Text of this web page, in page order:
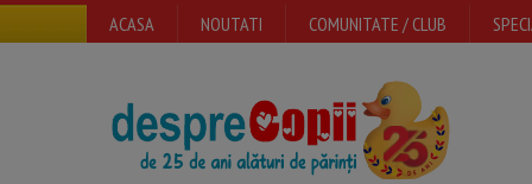
ACASA NOUTATI COMUNITATE / CLUB